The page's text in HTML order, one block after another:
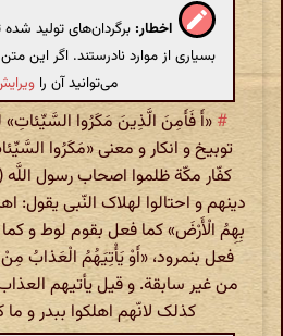
اخطار: برگردان‌های تولید
بسیاری از موارد نادرستند. اگر این
می‌توانید آن را
# «أَ فَأَمِنَ الَّذِینَ مَکَرُوا
توبیخ و انکار و معنی «مَکَرُوا
کفّار مکّة ظلموا اصحاب رسول
دینهم و احتالوا لهلاک النّبی
بِهِمُ الْأَرْضَ» کما فعل بقوم لوط و
فعل بنمرود، «أَوْ یَأْتِیَهُمُ الْعَذابُ
من غیر سابقة. و قیل یأتیهم
کذلک لانّهم اهلکوا ببدر و